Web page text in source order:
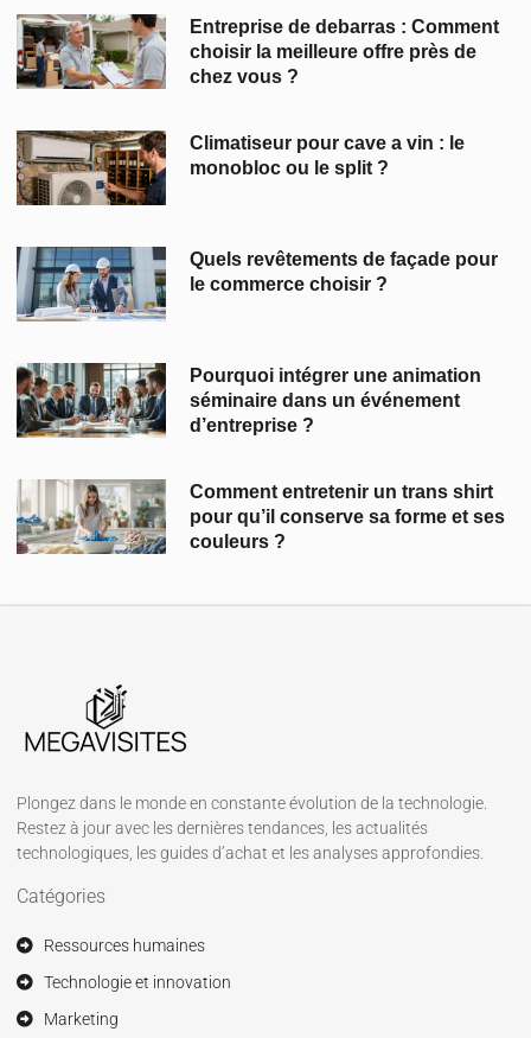
Entreprise de debarras : Comment
choisir la meilleure offre près de
chez vous ?
Climatiseur pour cave a vin : le
monobloc ou le split ?
Quels revêtements de façade pour
le commerce choisir ?
Pourquoi intégrer une animation
séminaire dans un événement
d’entreprise ?
Comment entretenir un trans shirt
pour qu’il conserve sa forme et ses
couleurs ?
Plongez dans le monde en constante évolution de la technologie.
Restez à jour avec les dernières tendances, les actualités
technologiques, les guides d’achat et les analyses approfondies.
Catégories
Ressources humaines
Technologie et innovation
Marketing